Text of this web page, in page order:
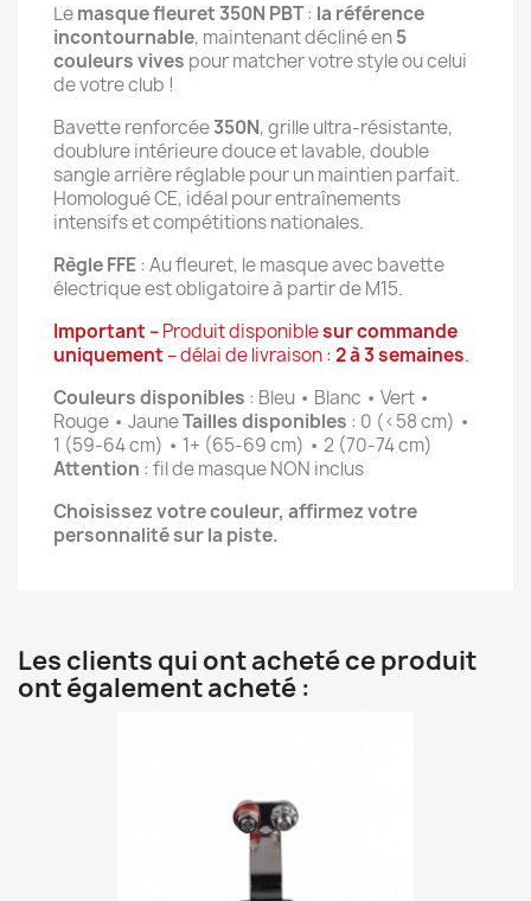
Le masque fleuret 350N PBT : la référence
incontournable, maintenant décliné en 5
couleurs vives pour matcher votre style ou celui
de votre club !
Bavette renforcée 350N, grille ultra-résistante,
doublure intérieure douce et lavable, double
sangle arrière réglable pour un maintien parfait.
Homologué CE, idéal pour entraînements
intensifs et compétitions nationales.
Règle FFE : Au fleuret, le masque avec bavette
électrique est obligatoire à partir de M15.
Important – Produit disponible sur commande
uniquement – délai de livraison : 2 à 3 semaines.
Couleurs disponibles : Bleu • Blanc • Vert •
Rouge • Jaune Tailles disponibles : 0 (<58 cm) •
Attention : fil de masque NON inclus
Choisissez votre couleur, affirmez votre
personnalité sur la piste.
Les clients qui ont acheté ce produit
ont également acheté :